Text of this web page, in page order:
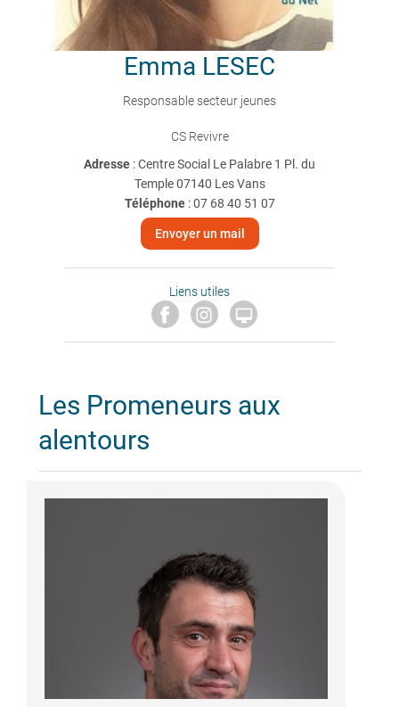
Emma LESEC
Responsable secteur jeunes
CS Revivre
Adresse : Centre Social Le Palabre 1 Pl. du
Temple 07140 Les Vans
Téléphone:07 68 40 51 07
Envoyer un mail
Liens utiles

Les Promeneurs aux
alentours